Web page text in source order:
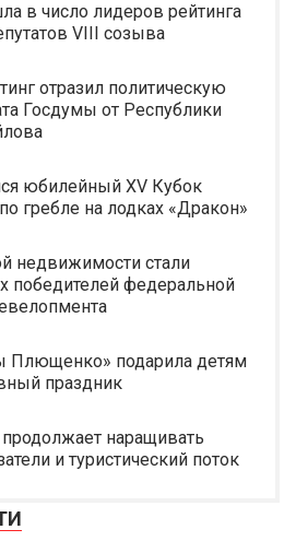
в число лидеров рейтинга
VIII созыва
отразил политическую
Госдумы от Республики
юбилейный XV Кубок
гребле на лодках «Дракон»
недвижимости стали
победителей федеральной
Плющенко» подарила детям
праздник
наращивать
и туристический поток